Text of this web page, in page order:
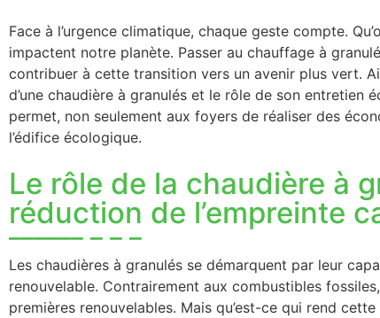
Face à l’urgence climatique, chaque geste compte.
impactent notre planète. Passer au chauffage à
contribuer à cette transition vers un avenir plus vert.
d’une chaudière à granulés et le rôle de son entretien
permet, non seulement aux foyers de réaliser des
l’édifice écologique.
Le rôle de la chaudière à
réduction de l’empreinte
Les chaudières à granulés se démarquent par leur
renouvelable. Contrairement aux combustibles
premières renouvelables. Mais qu’est-ce qui rend